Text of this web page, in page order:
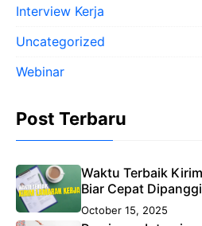
Interview Kerja
Uncategorized
Webinar
Post Terbaru
Waktu Terbaik
Biar Cepat
October 15, 2025